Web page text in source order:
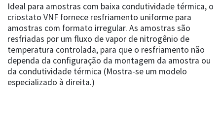
Ideal para amostras com baixa condutividade térmica, o
criostato VNF fornece resfriamento uniforme para
amostras com formato irregular. As amostras são
resfriadas por um fluxo de vapor de nitrogênio de
temperatura controlada, para que o resfriamento não
dependa da configuração da montagem da amostra ou
da condutividade térmica (Mostra-se um modelo
especializado à direita.)